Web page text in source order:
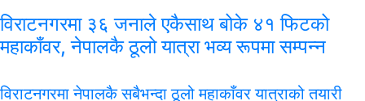
विराटनगरमा ३६ जनाले एकैसाथ बोके ४१ फिटको
महाकाँवर, नेपालकै ठूलो यात्रा भव्य रूपमा सम्पन्न
विराटनगरमा नेपालकै सबैभन्दा ठूलो महाकाँवर यात्राको तयारी